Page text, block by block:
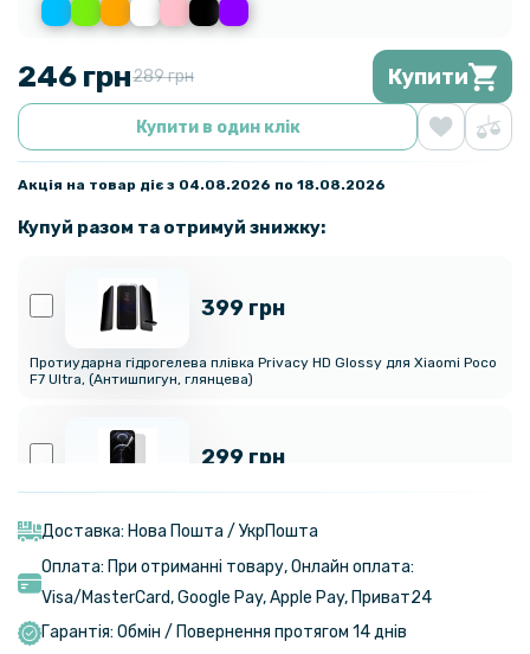
246 грн289 грн Купити
Купити в один клік
Акція на товар діє з 04.08.2026 по 18.08.2026
Купуй разом та отримуй знижку:
399 грн
Протиударна гідрогелева плівка Privacy HD Glossy для Xiaomi Poco
F7 Ultra, (Антишпигун, глянцева)
299 грн
299 грн
Гідрогелева плівка iNobi Matte для Xiaomi Poco F7 Ultra на задню
Доставка: Нова Пошта / УкрПошта
Оплата: При отриманні товару, Онлайн оплата:
Visa/MasterСard, Google Pay, Apple Pay, Приват24
Гарантія: Обмін / Повернення протягом 14 днів